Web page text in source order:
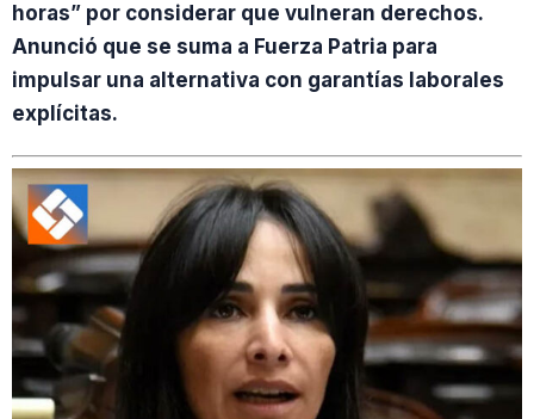
horas” por considerar que vulneran derechos.
Anunció que se suma a Fuerza Patria para
impulsar una alternativa con garantías laborales
explícitas.